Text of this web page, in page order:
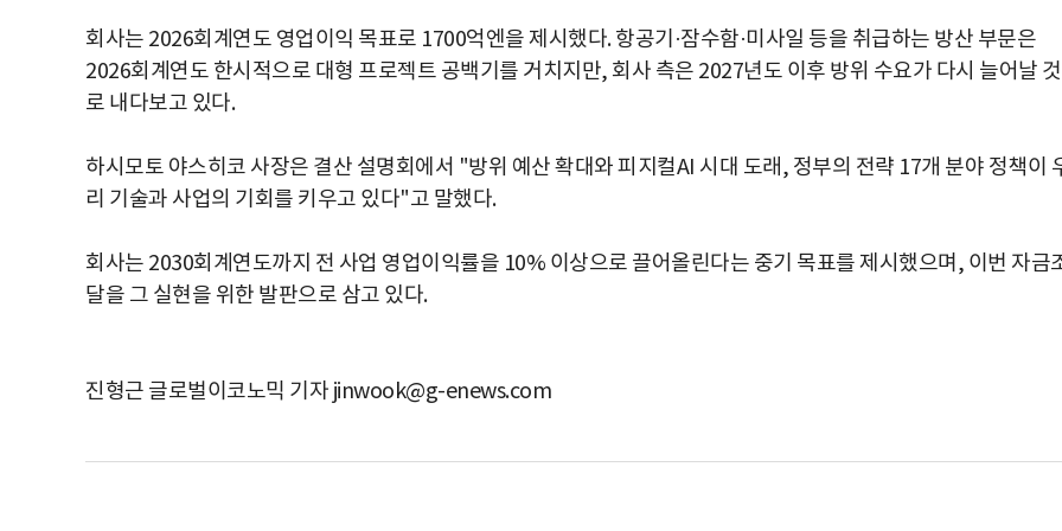
회사는 2026회계연도 영업이익 목표로 1700억엔을 제시했다. 항공기·잠수함·미사일 등을 취급하는 방산 부문은
2026회계연도 한시적으로 대형 프로젝트 공백기를 거치지만, 회사 측은 2027년도 이후 방위 수요가 다시 늘어날
로 내다보고 있다.
하시모토 야스히코 사장은 결산 설명회에서 "방위 예산 확대와 피지컬AI 시대 도래, 정부의 전략 17개 분야 정책이
리 기술과 사업의 기회를 키우고 있다"고 말했다.
회사는 2030회계연도까지 전 사업 영업이익률을 10% 이상으로 끌어올린다는 중기 목표를 제시했으며, 이번 자금
달을 그 실현을 위한 발판으로 삼고 있다.
진형근 글로벌이코노믹 기자 jinwook@g-enews.com